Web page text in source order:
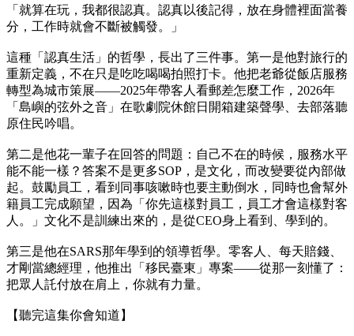
「就算在玩，我都很認真。認真以後記得，放在身體裡面當養
分，工作時就會不斷被觸發。」
這種「認真生活」的哲學，長出了三件事。第一是他對旅行的
重新定義，不在只是吃吃喝喝拍照打卡。他把老爺從飯店服務
轉型為城市策展——2025年帶客人看郵差怎麼工作，2026年
「島嶼的弦外之音」在歌劇院休館日開箱建築聲學、去部落聽
原住民吟唱。
第二是他花一輩子在回答的問題：自己不在的時候，服務水平
能不能一樣？答案不是更多SOP，是文化，而改變要從內部做
起。鼓勵員工，看到同事咳嗽時也要主動倒水，同時也會幫外
籍員工完成願望，因為「你先這樣對員工，員工才會這樣對客
人。」文化不是訓練出來的，是從CEO身上看到、學到的。
第三是他在SARS那年學到的領導哲學。零客人、每天賠錢、
才剛當總經理，他推出「移民臺東」專案——從那一刻懂了：
把眾人託付放在肩上，你就有力量。
【聽完這集你會知道】